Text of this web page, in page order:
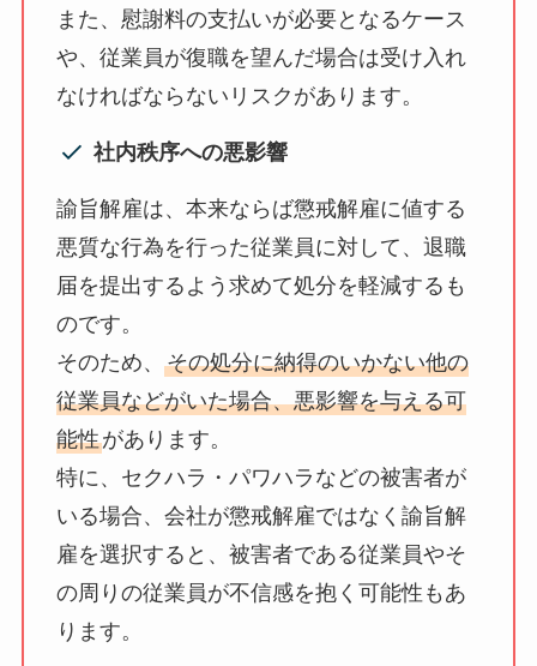
また、慰謝料の支払いが必要となるケース
や、従業員が復職を望んだ場合は受け入れ
なければならないリスクがあります。
社内秩序への悪影響
諭旨解雇は、本来ならば懲戒解雇に値する
悪質な行為を行った従業員に対して、退職
届を提出するよう求めて処分を軽減するも
のです。
そのため、 その処分に納得のいかない他の
従業員などがいた場合、悪影響を与える可
能性があります。
特に、セクハラ・パワハラなどの被害者が
いる場合、会社が懲戒解雇ではなく諭旨解
雇を選択すると、被害者である従業員やそ
の周りの従業員が不信感を抱く可能性もあ
ります。